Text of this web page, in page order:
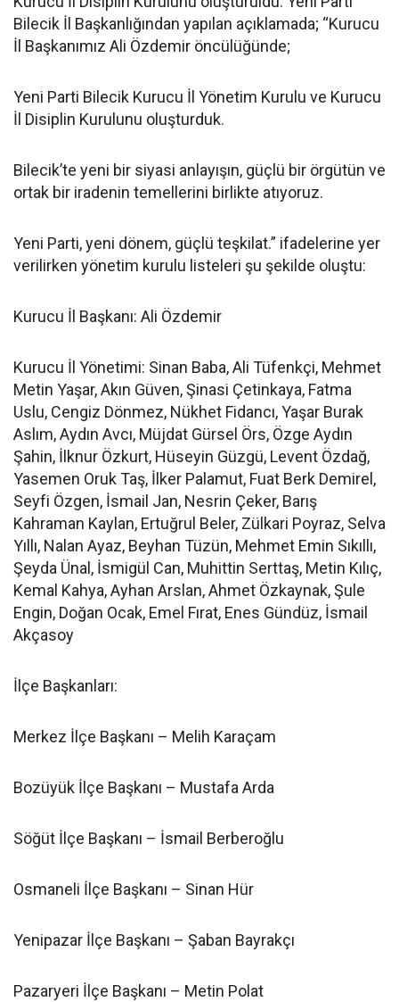
Bilecik İl Başkanlığından yapılan açıklamada; “Kurucu
İl Başkanımız Ali Özdemir öncülüğünde;
Yeni Parti Bilecik Kurucu İl Yönetim Kurulu ve Kurucu
İl Disiplin Kurulunu oluşturduk.
Bilecik’te yeni bir siyasi anlayışın, güçlü bir örgütün ve
ortak bir iradenin temellerini birlikte atıyoruz.
Yeni Parti, yeni dönem, güçlü teşkilat.” ifadelerine yer
verilirken yönetim kurulu listeleri şu şekilde oluştu:
Kurucu İl Başkanı: Ali Özdemir
Kurucu İl Yönetimi: Sinan Baba, Ali Tüfenkçi, Mehmet
Metin Yaşar, Akın Güven, Şinasi Çetinkaya, Fatma
Uslu, Cengiz Dönmez, Nükhet Fidancı, Yaşar Burak
Aslım, Aydın Avcı, Müjdat Gürsel Örs, Özge Aydın
Şahin, İlknur Özkurt, Hüseyin Güzgü, Levent Özdağ,
Yasemen Oruk Taş, İlker Palamut, Fuat Berk Demirel,
Seyfi Özgen, İsmail Jan, Nesrin Çeker, Barış
Kahraman Kaylan, Ertuğrul Beler, Zülkari Poyraz, Selva
Yıllı, Nalan Ayaz, Beyhan Tüzün, Mehmet Emin Sıkıllı,
Şeyda Ünal, İsmigül Can, Muhittin Serttaş, Metin Kılıç,
Kemal Kahya, Ayhan Arslan, Ahmet Özkaynak, Şule
Engin, Doğan Ocak, Emel Fırat, Enes Gündüz, İsmail
Akçasoy
İlçe Başkanları:
Merkez İlçe Başkanı – Melih Karaçam
Bozüyük İlçe Başkanı – Mustafa Arda
Söğüt İlçe Başkanı – İsmail Berberoğlu
Osmaneli İlçe Başkanı – Sinan Hür
Yenipazar İlçe Başkanı – Şaban Bayrakçı
Pazaryeri İlçe Başkanı – Metin Polat